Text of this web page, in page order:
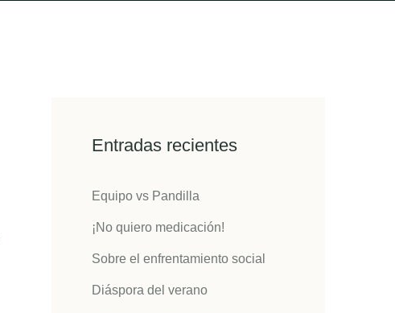
Entradas recientes
Equipo vs Pandilla
¡No quiero medicación!
Sobre el enfrentamiento social
Diáspora del verano